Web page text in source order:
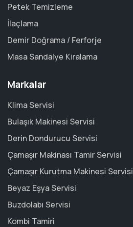
Petek Temizleme
İlaçlama
Demir Doğrama / Ferforje
Masa Sandalye Kiralama
Markalar
Klima Servisi
Bulaşık Makinesi Servisi
Derin Dondurucu Servisi
Çamaşır Makinası Tamir Servisi
Çamaşır Kurutma Makinesi Servisi
Beyaz Eşya Servisi
Buzdolabı Servisi
Kombi Tamiri